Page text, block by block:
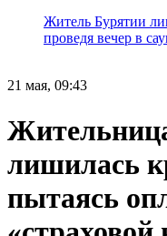
Житель Бурятии
проведя вечер в
21 мая, 09:43
лишилась
пытаясь